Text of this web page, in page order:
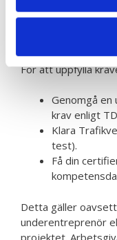
Så
krav på
För att uppfylla
Genomgå
krav enligt
Klara
test).
Få din
Detta gäller
underentreprenör
projektet.